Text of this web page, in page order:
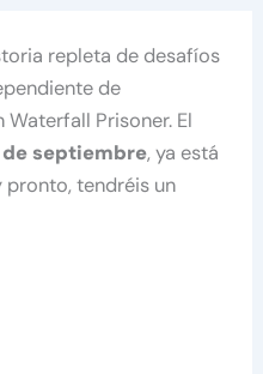
repleta de desafíos
de
Prisoner. El
de septiembre, ya está
pronto, tendréis un